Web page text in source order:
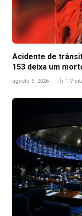
Acidente de
153 deixa um
agosto 6, 2026 1